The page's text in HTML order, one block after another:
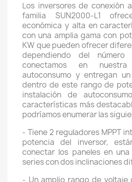
Los inversores de conexión
familia SUN2000-L1
económica y alta en
con una amplia gama con
KW que pueden ofrecer
dependiendo del
conectamos en
autoconsumo y entregan
dentro de este rango de
instalación de
características más
podríamos enumerar las
- Tiene 2 reguladores MPPT
potencia del inversor,
conectar los paneles en
series con dos inclinaciones
- Un amplio rango de voltaje